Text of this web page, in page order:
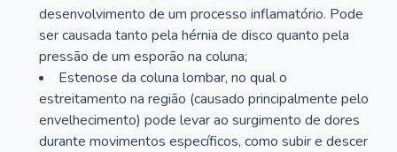
desenvolvimento de um processo inflamatório. Pode
ser causada tanto pela hérnia de disco quanto pela
pressão de um esporão na coluna;
Estenose da coluna lombar, no qual o
estreitamento na região (causado principalmente pelo
envelhecimento) pode levar ao surgimento de dores
durante movimentos específicos, como subir e descer